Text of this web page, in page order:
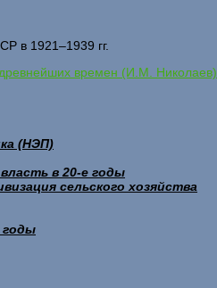
в 1921–1939 гг.
времен (И.М. Николаев)
(НЭП)
в 20-е годы
сельского хозяйства
годы